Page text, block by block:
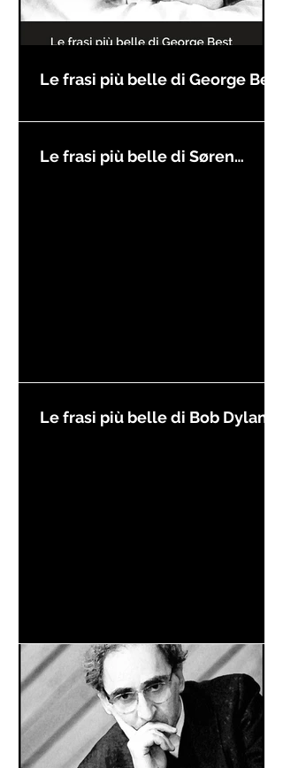
Le frasi più belle di George Best
Le frasi più belle di Søren
Le frasi più belle di Bob Dylan